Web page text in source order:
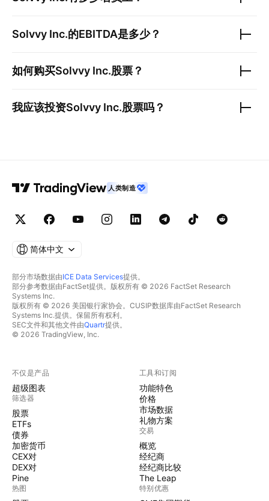
Solvvy Inc.的EBITDA是多少？
如何购买Solvvy Inc.股票？
我应该投资Solvvy Inc.股票吗？
人类制造
简体中文
部分市场数据由ICE Data Services提供。
部分参考数据由FactSet提供。版权所有 © 2026 FactSet Research
Systems Inc.
版权所有 © 2026 美国银行家协会。CUSIP数据库由FactSet Research
Systems Inc.提供。保留所有权利。
SEC文件和其他文件由Quartr提供。
© 2026 TradingView, Inc.
不仅是产品
超级图表
筛选器
股票
ETFs
债券
加密货币
CEX对
DEX对
Pine
热图
工具和订阅
功能特色
价格
市场数据
礼物方案
交易
概览
经纪商
经纪商比较
The Leap
特别优惠